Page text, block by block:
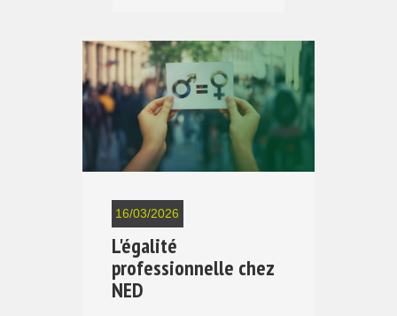
16/03/2026
L'égalité
professionnelle chez
NED